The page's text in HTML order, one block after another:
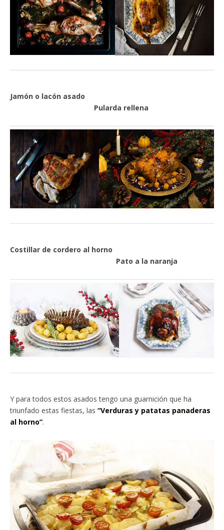
Jamón o lacón asado
Pularda rellena
Costillar de cordero al horno
Pato a la naranja
Y para todos estos asados tengo una guarnición que ha
triunfado estas fiestas, las “Verduras y patatas panaderas
al horno”.